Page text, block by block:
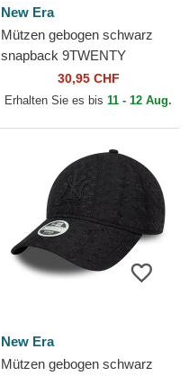
New Era
Mützen gebogen schwarz
snapback 9TWENTY
ajustable der FC Barcelona
LALIGA von New Era
30,95 CHF
Erhalten Sie es bis 11 - 12 Aug.
New Era
Mützen gebogen schwarz